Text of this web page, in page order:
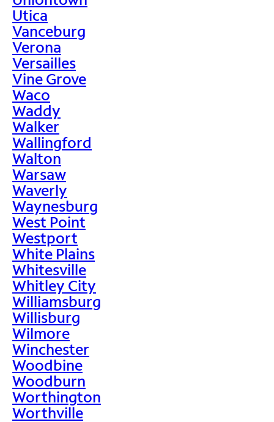
Utica
Vanceburg
Verona
Versailles
Vine Grove
Waco
Waddy
Walker
Wallingford
Walton
Warsaw
Waverly
Waynesburg
West Point
Westport
White Plains
Whitesville
Whitley City
Williamsburg
Willisburg
Wilmore
Winchester
Woodbine
Woodburn
Worthington
Worthville